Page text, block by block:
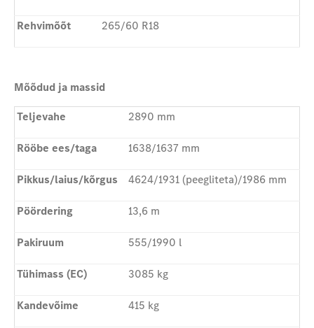
Rehvimõõt 265/60 R18
Mõõdud ja massid
Teljevahe
2890 mm
Rööbe ees/taga 1638/1637 mm
Pikkus/laius/kõrgus 4624/1931 (peegliteta)/1986 mm
Pöördering 13,6 m
Pakiruum 555/1990 l
Tühimass (EC) 3085 kg
Kandevõime 415 kg